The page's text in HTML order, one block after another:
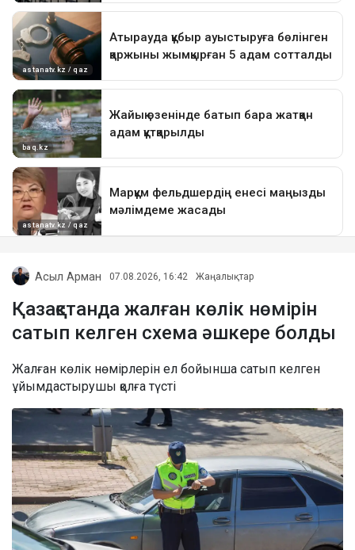
Асыл Арман 07.08.2026, 16:42 Жаңалықтар
Қазақстанда жалған көлік нөмірін
сатып келген схема әшкере болды
Жалған көлік нөмірлерін ел бойынша сатып келген
ұйымдастырушы қолға түсті